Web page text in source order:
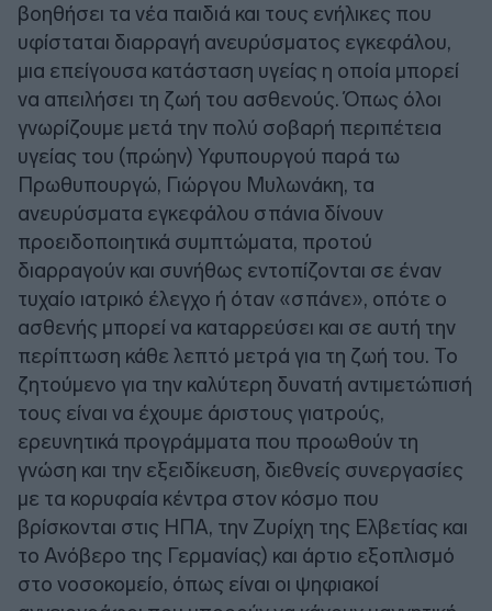
βοηθήσει τα νέα παιδιά και τους ενήλικες που
υφίσταται διαρραγή ανευρύσματος εγκεφάλου,
μια επείγουσα κατάσταση υγείας η οποία μπορεί
να απειλήσει τη ζωή του ασθενούς. Όπως όλοι
γνωρίζουμε μετά την πολύ σοβαρή περιπέτεια
υγείας του (πρώην) Υφυπουργού παρά τω
Πρωθυπουργώ, Γιώργου Μυλωνάκη, τα
ανευρύσματα εγκεφάλου σπάνια δίνουν
προειδοποιητικά συμπτώματα, προτού
διαρραγούν και συνήθως εντοπίζονται σε έναν
τυχαίο ιατρικό έλεγχο ή όταν «σπάνε», οπότε ο
ασθενής μπορεί να καταρρεύσει και σε αυτή την
περίπτωση κάθε λεπτό μετρά για τη ζωή του. Το
ζητούμενο για την καλύτερη δυνατή αντιμετώπισή
τους είναι να έχουμε άριστους γιατρούς,
ερευνητικά προγράμματα που προωθούν τη
γνώση και την εξειδίκευση, διεθνείς συνεργασίες
με τα κορυφαία κέντρα στον κόσμο που
βρίσκονται στις ΗΠΑ, την Ζυρίχη της Ελβετίας και
το Ανόβερο της Γερμανίας) και άρτιο εξοπλισμό
στο νοσοκομείο, όπως είναι οι ψηφιακοί